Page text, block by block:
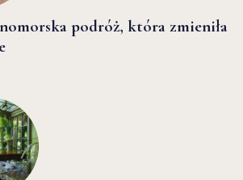
podróż, która zmieniła